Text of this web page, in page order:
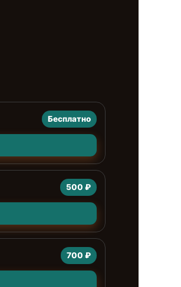
Бесплатно
500 ₽
700 ₽